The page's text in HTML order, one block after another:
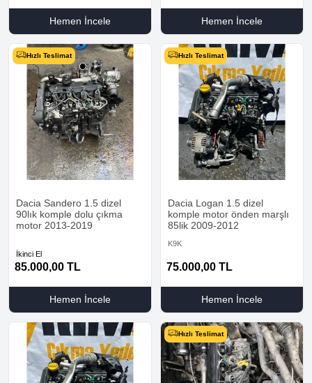
Hemen İncele Hemen İncele
Hızlı Teslimat
Dacia Sandero 1.5 dizel
90lık komple dolu çıkma
motor 2013-2019
İkinci El
85.000,00 TL
Hemen İncele
Hızlı Teslimat
Dacia Logan 1.5 dizel
komple motor önden marşlı
85lik 2009-2012
K9K
75.000,00 TL
Hemen İncele
Hızlı Teslimat